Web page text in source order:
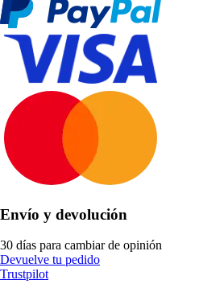
Envío y devolución
30 días para cambiar de opinión
Devuelve tu pedido
Trustpilot